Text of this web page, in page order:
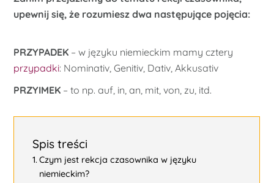
upewnij się, że rozumiesz dwa następujące pojęcia:
PRZYPADEK – w języku niemieckim mamy cztery
przypadki: Nominativ, Genitiv, Dativ, Akkusativ
PRZYIMEK – to np. auf, in, an, mit, von, zu, itd.
Spis treści
Czym jest rekcja czasownika w języku
niemieckim?